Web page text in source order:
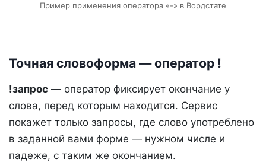
Пример применения оператора «-» в Вордстате
Точная словоформа — оператор !
!запрос — оператор фиксирует окончание у
слова, перед которым находится. Сервис
покажет только запросы, где слово употреблено
в заданной вами форме — нужном числе и
падеже, с таким же окончанием.